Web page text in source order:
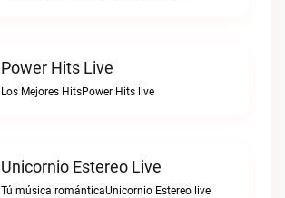
Power Hits Live
Los Mejores HitsPower Hits live
Unicornio Estereo Live
Tú música románticaUnicornio Estereo live